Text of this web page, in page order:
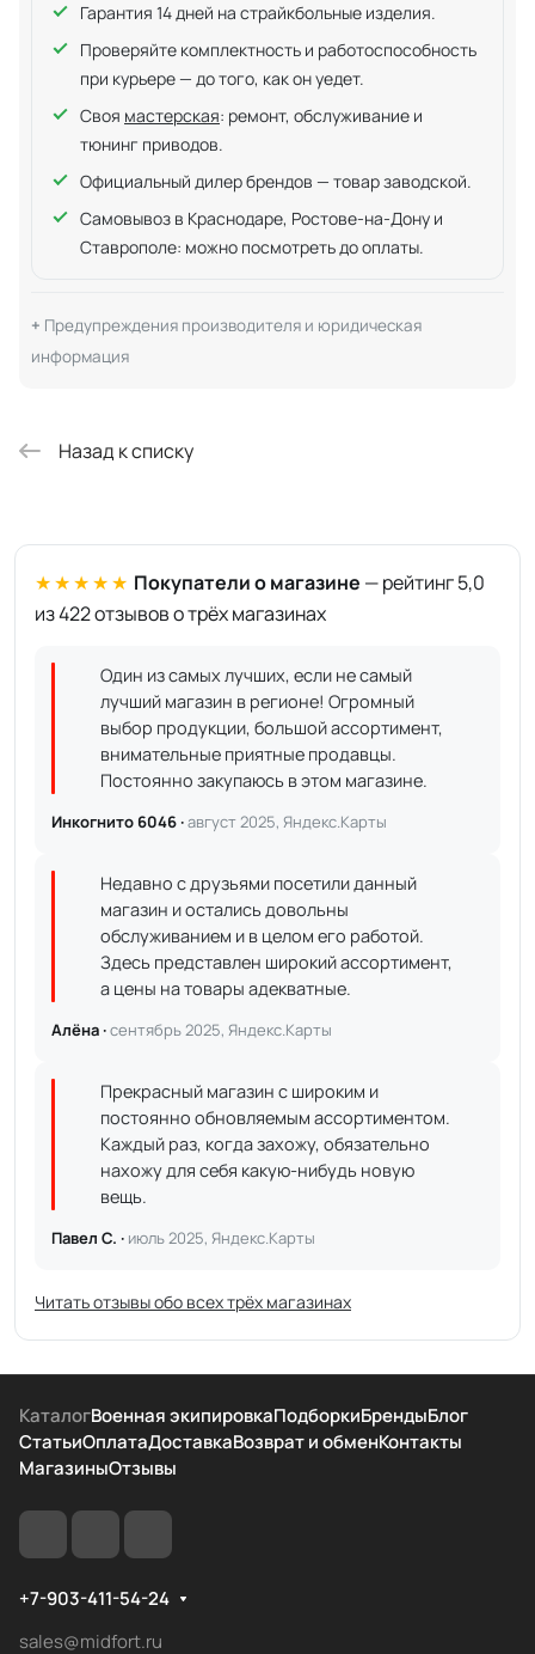
Гарантия 14 дней на страйкбольные изделия.
Проверяйте комплектность и работоспособность
при курьере — до того, как он уедет.
Своя мастерская: ремонт, обслуживание и
тюнинг приводов.
Официальный дилер брендов — товар заводской.
Самовывоз в Краснодаре, Ростове-на-Дону и
Ставрополе: можно посмотреть до оплаты.
Предупреждения производителя и юридическая
информация
Назад к списку
★★★★★ Покупатели о магазине — рейтинг 5,0
из 422 отзывов о трёх магазинах
Один из самых лучших, если не самый
лучший магазин в регионе! Огромный
выбор продукции, большой ассортимент,
внимательные приятные продавцы.
Постоянно закупаюсь в этом магазине.
Инкогнито 6046 ·август 2025, Яндекс.Карты
Недавно с друзьями посетили данный
магазин и остались довольны
обслуживанием и в целом его работой.
Здесь представлен широкий ассортимент,
а цены на товары адекватные.
Алёна ·сентябрь 2025, Яндекс.Карты
Прекрасный магазин с широким и
постоянно обновляемым ассортиментом.
Каждый раз, когда захожу, обязательно
нахожу для себя какую-нибудь новую
вещь.
Павел С. · июль 2025, Яндекс.Карты
Читать отзывы обо всех трёх магазинах
КаталогВоенная экипировкаПодборкиБрендыБлог
СтатьиОплатаДоставкаВозврат и обменКонтакты
МагазиныОтзывы
+7-903-411-54-24
sales@midfort.ru